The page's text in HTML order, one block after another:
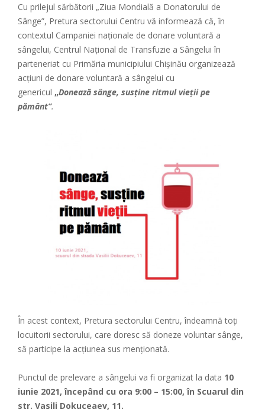
Cu prilejul sărbătorii „Ziua Mondială a Donatorului de
Sânge”, Pretura sectorului Centru vă informează că, în
contextul Campaniei naționale de donare voluntară a
sângelui, Centrul Național de Transfuzie a Sângelui în
parteneriat cu Primăria municipiului Chișinău organizează
acțiuni de donare voluntară a sângelui cu
genericul „Donează sânge, susține ritmul vieții pe
pământ”.
În acest context, Pretura sectorului Centru, îndeamnă toți
locuitorii sectorului, care doresc să doneze voluntar sânge,
să participe la acțiunea sus menționată.
Punctul de prelevare a sângelui va fi organizat la data 10
iunie 2021, începând cu ora 9:00 – 15:00, în Scuarul din
str. Vasili Dokuceaev, 11.